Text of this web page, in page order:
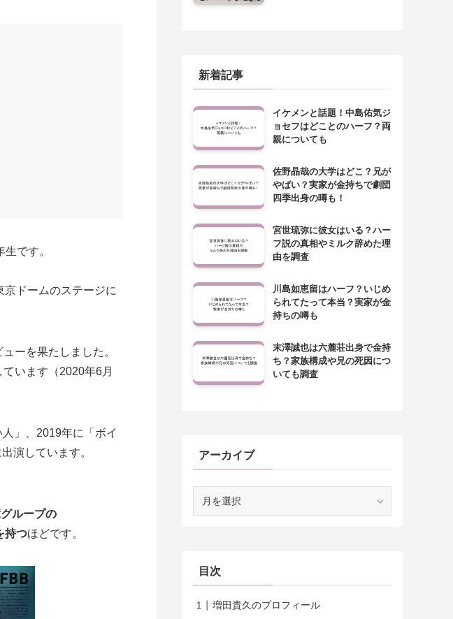
です。
京ドームのステージに
ーを果たしました。
ています（2020年6月
」、2019年に「ボイ
演しています。
ループの
持つほどです。
新着記事
イケメンと話題！中島佑気ジ
ョセフはどことのハーフ？両
親についても
佐野晶哉の大学はどこ？兄が
やばい？実家が金持ちで劇団
四季出身の噂も！
宮世琉弥に彼女はいる？ハー
フ説の真相やミルク辞めた理
由を調査
川島如恵留はハーフ？いじめ
られてたって本当？実家が金
持ちの噂も
末澤誠也は六麓荘出身で金持
ち？家族構成や兄の死因につ
いても調査
アーカイブ
目次
増田貴久のプロフィール